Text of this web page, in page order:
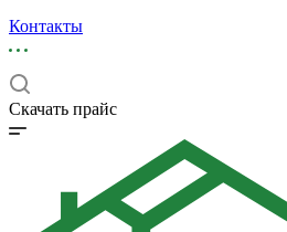
Контакты
Скачать прайс